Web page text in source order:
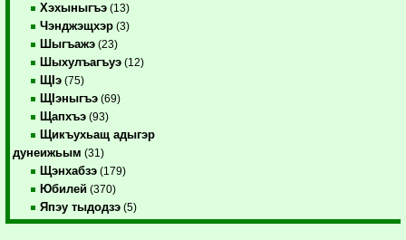
Хэхыныгъэ (13)
Чэнджэщхэр (3)
Шыгъажэ (23)
Шыхулъагъуэ (12)
ЩIэ (75)
ЩIэныгъэ (69)
Щапхъэ (93)
Щикъухьащ адыгэр
дунеижьым (31)
Щэнхабзэ (179)
Юбилей (370)
Япэу тыдодзэ (5)